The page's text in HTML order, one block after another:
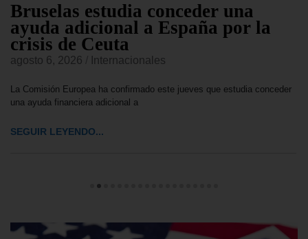
Bruselas estudia conceder una
ayuda adicional a España por la
crisis de Ceuta
agosto 6, 2026 Internacionales
La Comisión Europea ha confirmado este jueves que estudia conceder
una ayuda financiera adicional a
SEGUIR LEYENDO...